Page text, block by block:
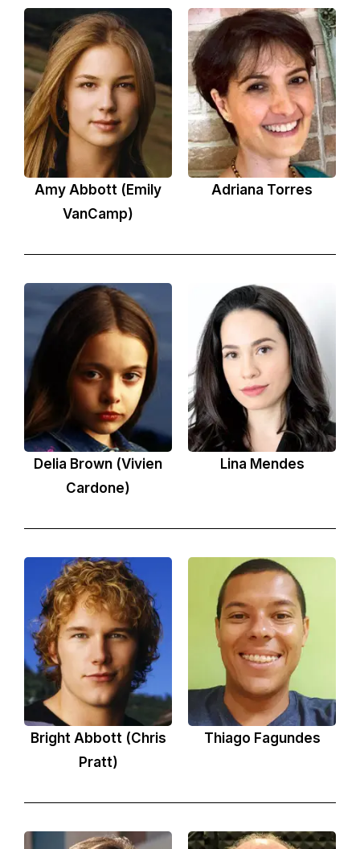
Amy Abbott (Emily
VanCamp)
Adriana Torres
Delia Brown (Vivien
Cardone)
Lina Mendes
Bright Abbott (Chris
Pratt)
Thiago Fagundes